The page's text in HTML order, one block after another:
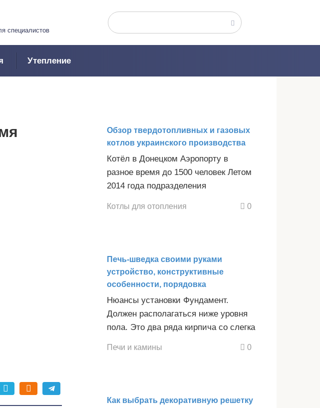
специалистов
Поиск:
Утепление
Обзор твердотопливных и газовых
котлов украинского производства
Котёл в Донецком Аэропорту в
разное время до 1500 человек Летом
2014 года подразделения
Котлы для отопления 0
Печь-шведка своими руками
устройство, конструктивные
особенности, порядовка
Нюансы установки Фундамент.
Должен располагаться ниже уровня
пола. Это два ряда кирпича со слегка
Печи и камины 0
Как выбрать декоративную решетку